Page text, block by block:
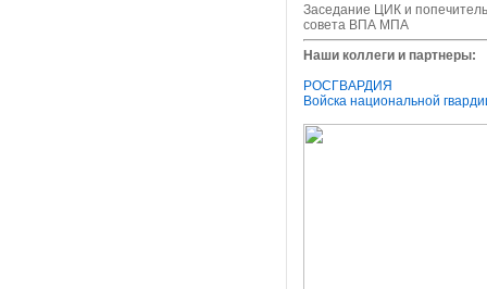
Заседание ЦИК и
совета ВПА МПА
Наши коллеги и партнеры:
РОСГВАРДИЯ
Войска национальной